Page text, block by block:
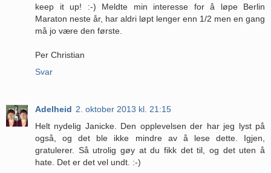
keep it up! :-) Meldte min interesse for å løpe Berlin
Maraton neste år, har aldri løpt lenger enn 1/2 men en gang
må jo være den første.
Per Christian
Svar
Adelheid 2. oktober 2013 kl. 21:15
Helt nydelig Janicke. Den opplevelsen der har jeg lyst på
også, og det ble ikke mindre av å lese dette. Igjen,
gratulerer. Så utrolig gøy at du fikk det til, og det uten å
hate. Det er det vel undt. :-)